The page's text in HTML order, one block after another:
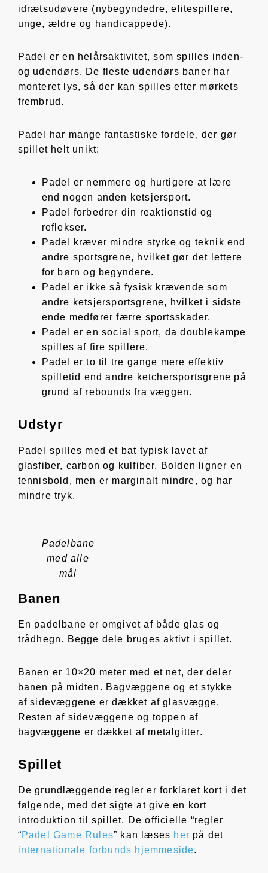
idrætsudøvere (nybegyndedre, elitespillere,
unge, ældre og handicappede).
Padel er en helårsaktivitet, som spilles inden-
og udendørs. De fleste udendørs baner har
monteret lys, så der kan spilles efter mørkets
frembrud.
Padel har mange fantastiske fordele, der gør
spillet helt unikt:
Padel er nemmere og hurtigere at lære
end nogen anden ketsjersport.
Padel forbedrer din reaktionstid og
reflekser.
Padel kræver mindre styrke og teknik end
andre sportsgrene, hvilket gør det lettere
for børn og begyndere.
Padel er ikke så fysisk krævende som
andre ketsjersportsgrene, hvilket i sidste
ende medfører færre sportsskader.
Padel er en social sport, da doublekampe
spilles af fire spillere.
Padel er to til tre gange mere effektiv
spilletid end andre ketchersportsgrene på
grund af rebounds fra væggen.
Udstyr
Padel spilles med et bat typisk lavet af
glasfiber, carbon og kulfiber. Bolden ligner en
tennisbold, men er marginalt mindre, og har
mindre tryk.
Padelbane
med alle
mål
Banen
En padelbane er omgivet af både glas og
trådhegn. Begge dele bruges aktivt i spillet.
Banen er 10×20 meter med et net, der deler
banen på midten. Bagvæggene og et stykke
af sidevæggene er dækket af glasvægge.
Resten af sidevæggene og toppen af
bagvæggene er dækket af metalgitter.
Spillet
De grundlæggende regler er forklaret kort i det
følgende, med det sigte at give en kort
introduktion til spillet. De officielle “regler
“Padel Game Rules” kan læses her på det
internationale forbunds hjemmeside.